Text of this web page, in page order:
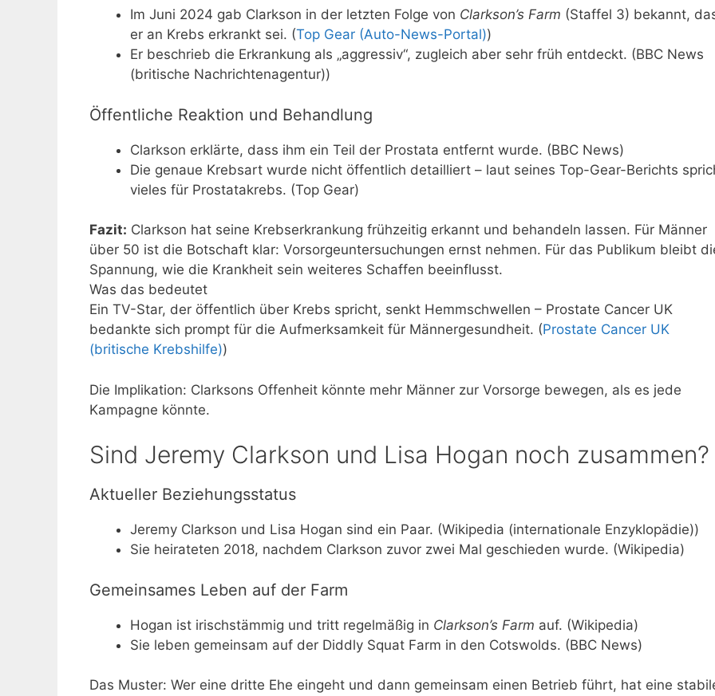
Im Juni 2024 gab Clarkson in der letzten Folge von Clarkson’s Farm (Staffel 3) bekannt,
er an Krebs erkrankt sei. (Top Gear (Auto-News-Portal))
Er beschrieb die Erkrankung als „aggressiv“, zugleich aber sehr früh entdeckt. (BBC News
(britische Nachrichtenagentur))
Öffentliche Reaktion und Behandlung
Clarkson erklärte, dass ihm ein Teil der Prostata entfernt wurde. (BBC News)
Die genaue Krebsart wurde nicht öffentlich detailliert – laut seines Top-Gear-Berichts
vieles für Prostatakrebs. (Top Gear)
Fazit: Clarkson hat seine Krebserkrankung frühzeitig erkannt und behandeln lassen. Für Männer
über 50 ist die Botschaft klar: Vorsorgeuntersuchungen ernst nehmen. Für das Publikum bleibt
Spannung, wie die Krankheit sein weiteres Schaffen beeinflusst.
Was das bedeutet
Ein TV-Star, der öffentlich über Krebs spricht, senkt Hemmschwellen – Prostate Cancer UK
bedankte sich prompt für die Aufmerksamkeit für Männergesundheit. (Prostate Cancer UK
(britische Krebshilfe))
Die Implikation: Clarksons Offenheit könnte mehr Männer zur Vorsorge bewegen, als es jede
Kampagne könnte.
Sind Jeremy Clarkson und Lisa Hogan noch zusammen?
Aktueller Beziehungsstatus
Jeremy Clarkson und Lisa Hogan sind ein Paar. (Wikipedia (internationale Enzyklopädie))
Sie heirateten 2018, nachdem Clarkson zuvor zwei Mal geschieden wurde. (Wikipedia)
Gemeinsames Leben auf der Farm
Hogan ist irischstämmig und tritt regelmäßig in Clarkson’s Farm auf. (Wikipedia)
Sie leben gemeinsam auf der Diddly Squat Farm in den Cotswolds. (BBC News)
Das Muster: Wer eine dritte Ehe eingeht und dann gemeinsam einen Betrieb führt, hat eine